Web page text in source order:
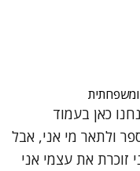
ומשפחתית
כאן בעמוד
ולתאר מי אני, אבל
את עצמי אני